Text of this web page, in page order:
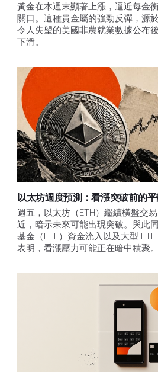
黃金在本週末顯著上漲，逼近每金
關口。這種貴金屬的強勁反彈，源
令人失望的美國非農就業數據公布
下滑。
以太坊週度預測：看漲突破前的
週五，以太坊（ETH）繼續橫盤交
近，暗示未來可能出現突破。與此
基金（ETF）資金流入以及大型
表明，看漲壓力可能正在暗中積聚